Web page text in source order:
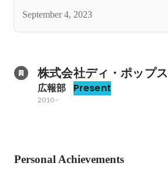
September 4, 2023
株式会社ディ・ポップス
広報部 Present
2010-
Personal Achievements